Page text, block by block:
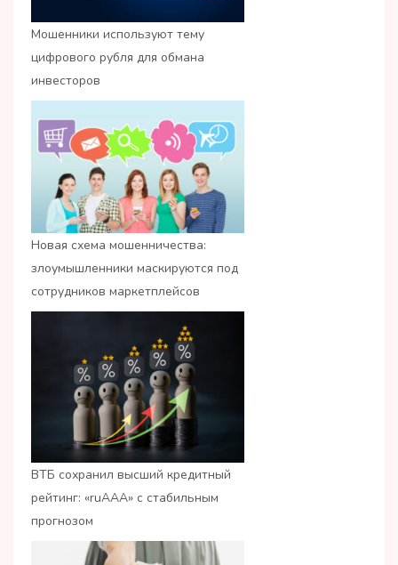
Мошенники используют тему
цифрового рубля для обмана
инвесторов
Новая схема мошенничества:
злоумышленники маскируются под
сотрудников маркетплейсов
ВТБ сохранил высший кредитный
рейтинг: «ruАAA» с стабильным
прогнозом